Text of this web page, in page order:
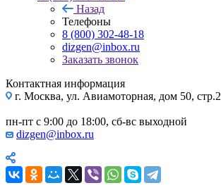
Назад
Телефоны
8 (800) 302-48-18
dizgen@inbox.ru
Заказать звонок
Контактная информация
г. Москва, ул. Авиамоторная, дом 50, стр.2
пн-пт с 9:00 до 18:00, сб-вс выходной
dizgen@inbox.ru